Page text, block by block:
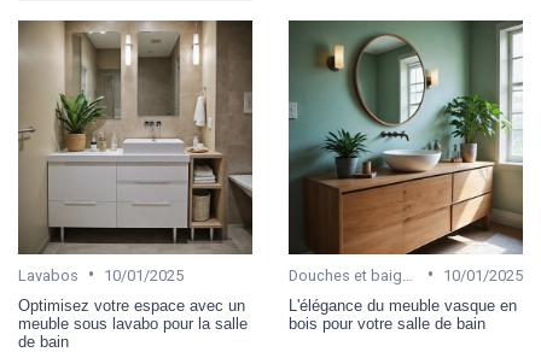
Lavabos •
10/01/2025
Optimisez votre espace avec un
meuble sous lavabo pour la salle
de bain
•
10/01/2025
L'élégance du meuble vasque en
bois pour votre salle de bain